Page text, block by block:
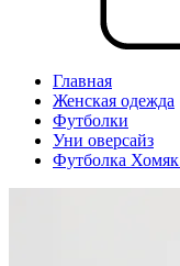
Главная
Женская одежда
Футболки
Уни оверсайз
Футболка